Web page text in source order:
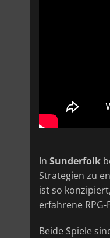
In Sunderfolk
Strategien zu
ist so
erfahrene
Beide Spiele